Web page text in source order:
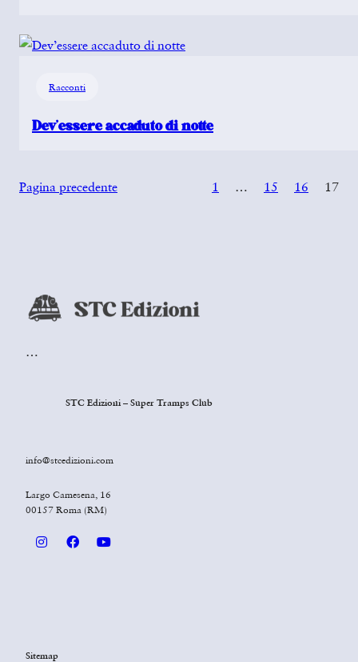
Racconti
Dev’essere accaduto di notte
Pagina precedente 1 … 15 16 17
…
STC Edizioni – Super Tramps Club
info@stcedizioni.com
Largo Camesena, 16
00157 Roma (RM)
Sitemap